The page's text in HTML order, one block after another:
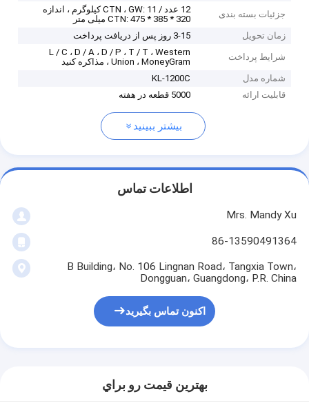
جزئیات بسته بندی
12 عدد / CTN ، GW: 11 کیلوگرم ، اندازه
CTN: 475 * 385 * 320 میلی متر
زمان تحویل
3-15 روز پس از دریافت پرداخت
شرایط پرداخت
L / C ، D / A ، D / P ، T / T ، Western
Union ، MoneyGram ، مذاکره کنید
شماره مدل
KL-1200C
قابلیت ارائه
5000 قطعه در هفته
بیشتر ببینید
اطلاعات تماس
Mrs. Mandy Xu
86-13590491364
B Building، No. 106 Lingnan Road، Tangxia Town،
Dongguan، Guangdong، P.R. China
اکنون تماس بگیرید
بهترين قيمت رو براي